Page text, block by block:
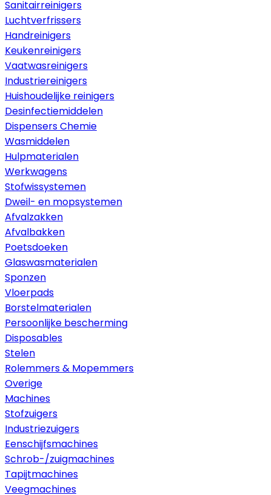
Sanitairreinigers
Luchtverfrissers
Handreinigers
Keukenreinigers
Vaatwasreinigers
Industriereinigers
Huishoudelijke reinigers
Desinfectiemiddelen
Dispensers Chemie
Wasmiddelen
Hulpmaterialen
Werkwagens
Stofwissystemen
Dweil- en mopsystemen
Afvalzakken
Afvalbakken
Poetsdoeken
Glaswasmaterialen
Sponzen
Vloerpads
Borstelmaterialen
Persoonlijke bescherming
Disposables
Stelen
Rolemmers & Mopemmers
Overige
Machines
Stofzuigers
Industriezuigers
Eenschijfsmachines
Schrob-/zuigmachines
Tapijtmachines
Veegmachines